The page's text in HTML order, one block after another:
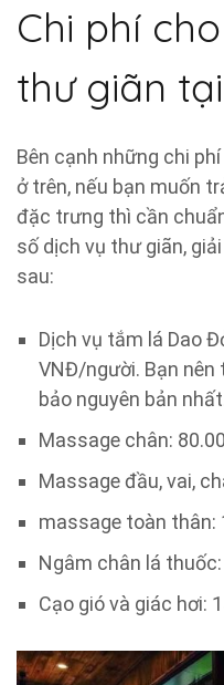
Chi phí
thư giãn
Bên cạnh những chi
ở trên, nếu bạn muốn
đặc trưng thì cần
số dịch vụ thư giãn,
sau:
Dịch vụ tắm lá Dao
VNĐ/người. Bạn nên
bảo nguyên bản
Massage chân:
Massage đầu, vai,
massage toàn thân:
Ngâm chân lá
Cạo gió và giác hơi: